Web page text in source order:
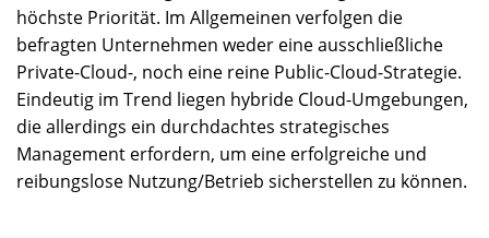
höchste Priorität. Im Allgemeinen verfolgen die
befragten Unternehmen weder eine ausschließliche
Private-Cloud-, noch eine reine Public-Cloud-Strategie.
Eindeutig im Trend liegen hybride Cloud-Umgebungen,
die allerdings ein durchdachtes strategisches
Management erfordern, um eine erfolgreiche und
reibungslose Nutzung/Betrieb sicherstellen zu können.